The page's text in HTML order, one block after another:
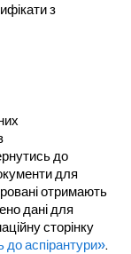
з
до
для
отримають
дані для
сторінку
до аспірантури».